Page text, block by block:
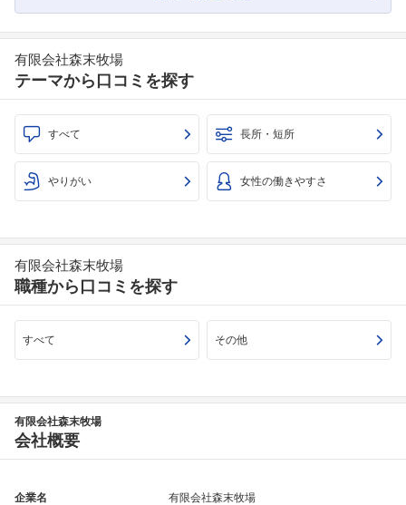
有限会社森末牧場
テーマから口コミを探す
すべて 長所・短所
やりがい 女性の働きやすさ
有限会社森末牧場
職種から口コミを探す
すべて その他
有限会社森末牧場
会社概要
企業名 有限会社森末牧場